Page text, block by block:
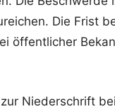
Die Frist
öffentlicher
Niederschrift